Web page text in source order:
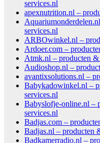
services.nl
apexnutrition.nl –
services.nl
ARBOwinkel.nl –
Ardoer.com –
Atmk.nl – producten &
Audioshop.nl –
avantixsolutions.nl –
Babykadowinkel.nl –
services.nl
Babyslofje-online.nl –
services.nl
Badjas.com –
Badjas.nl – producten
Badkamerradio.nl –